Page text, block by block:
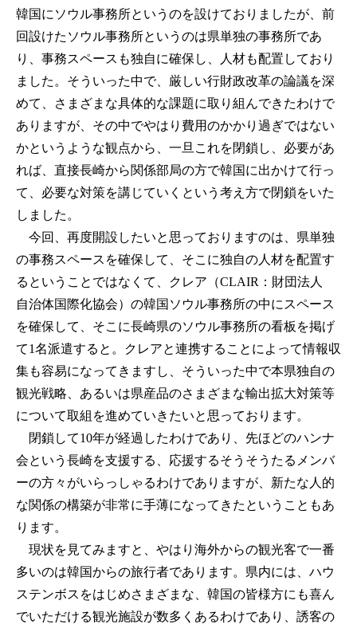
韓国にソウル事務所というのを設けておりましたが、前
回設けたソウル事務所というのは県単独の事務所であ
り、事務スペースも独自に確保し、人材も配置しており
ました。そういった中で、厳しい行財政改革の論議を深
めて、さまざまな具体的な課題に取り組んできたわけで
ありますが、その中でやはり費用のかかり過ぎではない
かというような観点から、一旦これを閉鎖し、必要があ
れば、直接長崎から関係部局の方で韓国に出かけて行っ
て、必要な対策を講じていくという考え方で閉鎖をいた
しました。
今回、再度開設したいと思っておりますのは、県単独
の事務スペースを確保して、そこに独自の人材を配置す
るということではなくて、クレア（CLAIR：財団法人
自治体国際化協会）の韓国ソウル事務所の中にスペース
を確保して、そこに長崎県のソウル事務所の看板を掲げ
て1名派遣すると。クレアと連携することによって情報収
集も容易になってきますし、そういった中で本県独自の
観光戦略、あるいは県産品のさまざまな輸出拡大対策等
について取組を進めていきたいと思っております。
閉鎖して10年が経過したわけであり、先ほどのハンナ
会という長崎を支援する、応援するそうそうたるメンバ
ーの方々がいらっしゃるわけでありますが、新たな人的
な関係の構築が非常に手薄になってきたということもあ
ります。
現状を見てみますと、やはり海外からの観光客で一番
多いのは韓国からの旅行者であります。県内には、ハウ
ステンボスをはじめさまざまな、韓国の皆様方にも喜ん
でいただける観光施設が数多くあるわけであり、誘客の